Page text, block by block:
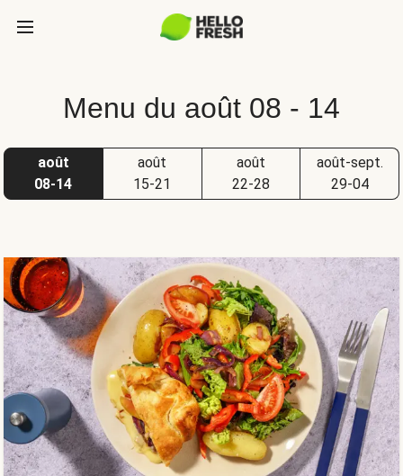
Menu du août 08 - 14
août
08-14
août
15-21
août
22-28
août-sept.
29-04